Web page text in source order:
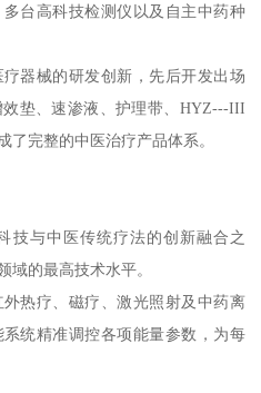
台高科技检测仪以及自主中药种
器械的研发创新，先后开发出场
垫、速渗液、护理带、HYZ---III
了完整的中医治疗产品体系。
技与中医传统疗法的创新融合之
域的最高技术水平。
热疗、磁疗、激光照射及中药离
统精准调控各项能量参数，为每